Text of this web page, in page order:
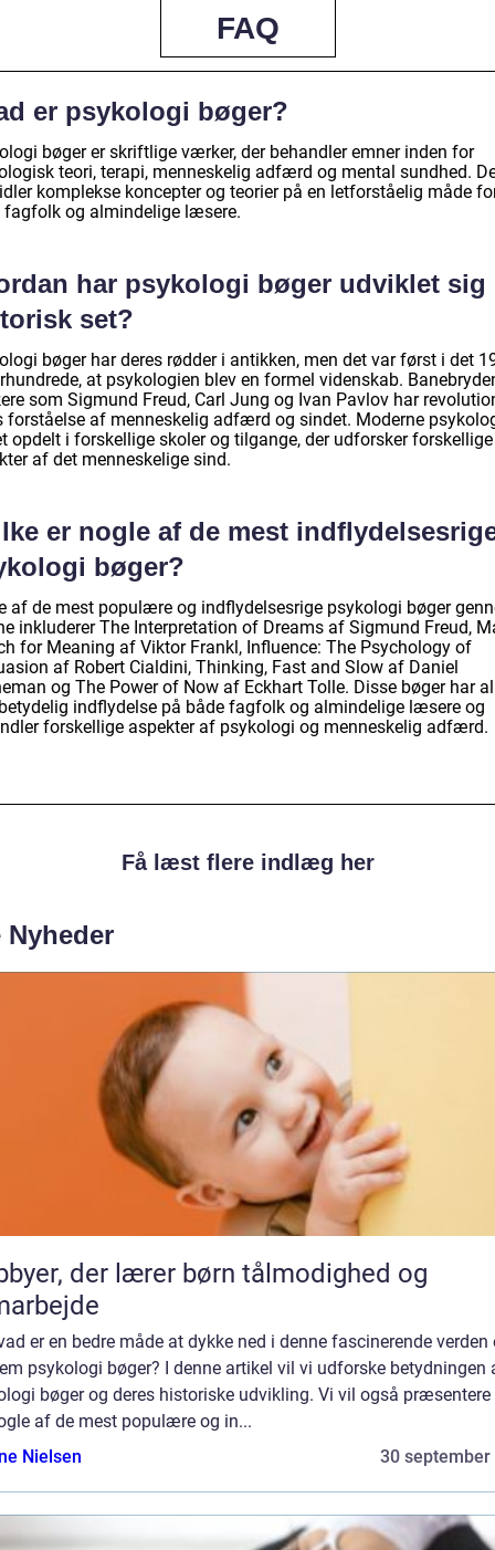
FAQ
er psykologi bøger?
bøger er skriftlige værker, der behandler emner inden for
teori, terapi, menneskelig adfærd og mental sundhed.
komplekse koncepter og teorier på en letforståelig måde
fagfolk og almindelige læsere.
har psykologi bøger udviklet sig
set?
bøger har deres rødder i antikken, men det var først i det
at psykologien blev en formel videnskab.
som Sigmund Freud, Carl Jung og Ivan Pavlov har
forståelse af menneskelig adfærd og sindet. Moderne
opdelt i forskellige skoler og tilgange, der udforsker forskellige
af det menneskelige sind.
er nogle af de mest
bøger?
af de mest populære og indflydelsesrige psykologi bøger
inkluderer The Interpretation of Dreams af Sigmund Freud,
for Meaning af Viktor Frankl, Influence: The Psychology of
af Robert Cialdini, Thinking, Fast and Slow af Daniel
og The Power of Now af Eckhart Tolle. Disse bøger har
indflydelse på både fagfolk og almindelige læsere og
forskellige aspekter af psykologi og menneskelig adfærd.
Få læst flere indlæg her
Nyheder
der lærer børn tålmodighed og
er en bedre måde at dykke ned i denne fascinerende verden
psykologi bøger? I denne artikel vil vi udforske betydningen
bøger og deres historiske udvikling. Vi vil også præsentere
af de mest populære og in...
Nielsen
30 september